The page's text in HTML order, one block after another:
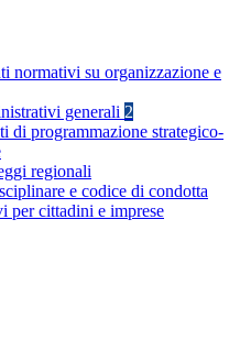
normativi su organizzazione e
generali 2
di programmazione strategico-
regionali
e codice di condotta
per cittadini e imprese